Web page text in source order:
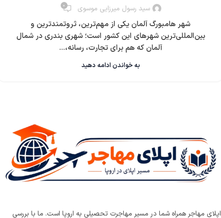
سید رسول میرزایی موسوی 0
شهر هامبورگ آلمان یکی از مهم‌ترین، ثروتمندترین و
بین‌المللی‌ترین شهرهای این کشور است؛ شهری بندری در شمال
آلمان که هم برای تجارت، رسانه،...
به خواندن ادامه دهید
اپلای مهاجر همراه شما در مسیر مهاجرت تحصیلی به اروپا است. ما با بررسی